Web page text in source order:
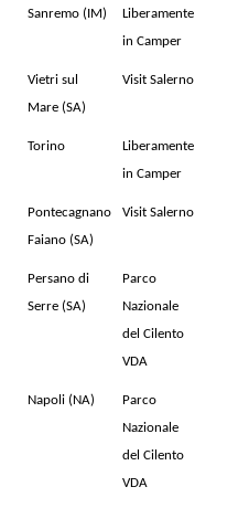
Sanremo (IM)
Liberamente
in Camper
Vietri sul
Mare (SA)
Visit Salerno
Torino
Liberamente
in Camper
Pontecagnano
Faiano (SA)
Visit Salerno
Persano di
Serre (SA)
Parco
Nazionale
del Cilento
VDA
Napoli (NA)
Parco
Nazionale
del Cilento
VDA